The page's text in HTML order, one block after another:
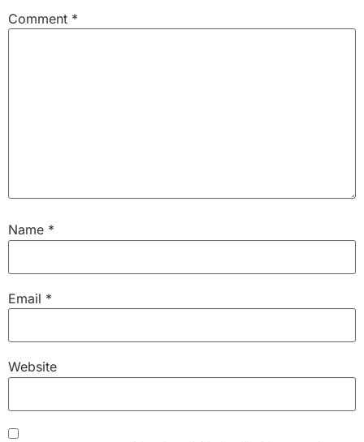
Comment *
Name *
Email *
Website